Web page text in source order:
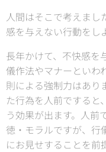
人間はそこで考えまし
感を与えない行動をし
長年かけて、不快感を
儀作法やマナーといわ
則による強制力はあり
た行為を人前ですると
う効果が出ます。人前
徳・モラルですが、行
にお見せすることを前